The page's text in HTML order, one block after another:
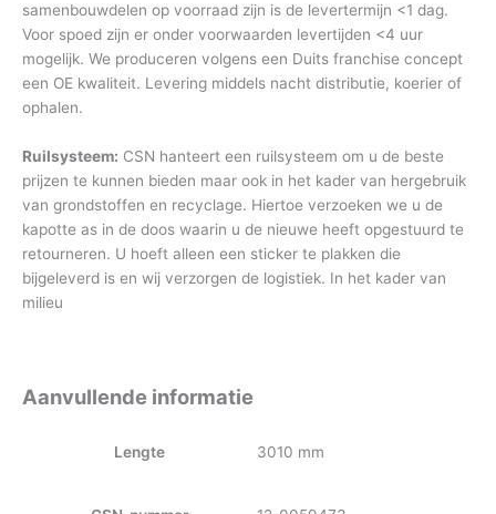
samenbouwdelen op voorraad zijn is de levertermijn <1 dag.
Voor spoed zijn er onder voorwaarden levertijden <4 uur
mogelijk. We produceren volgens een Duits franchise concept
een OE kwaliteit. Levering middels nacht distributie, koerier of
ophalen.
Ruilsysteem: CSN hanteert een ruilsysteem om u de beste
prijzen te kunnen bieden maar ook in het kader van hergebruik
van grondstoffen en recyclage. Hiertoe verzoeken we u de
kapotte as in de doos waarin u de nieuwe heeft opgestuurd te
retourneren. U hoeft alleen een sticker te plakken die
bijgeleverd is en wij verzorgen de logistiek. In het kader van
milieu
Aanvullende informatie
Lengte 3010 mm